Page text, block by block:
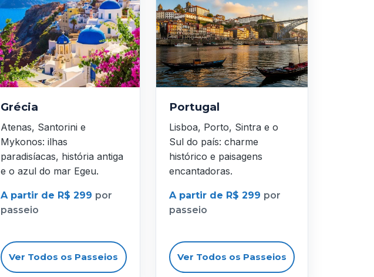
Grécia
Atenas, Santorini e
Mykonos: ilhas
paradisíacas, história antiga
e o azul do mar Egeu.
A partir de R$ 299 por
passeio
Ver Todos os Passeios
Portugal
Lisboa, Porto, Sintra e o
Sul do país: charme
histórico e paisagens
encantadoras.
A partir de R$ 299 por
passeio
Ver Todos os Passeios